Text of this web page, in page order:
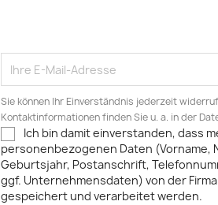
Sie können Ihr Einverständnis jederzeit
Kontaktinformationen finden Sie u. a. in der
Ich bin damit einverstanden, dass
personenbezogenen Daten (Vorname,
Geburtsjahr, Postanschrift,
ggf. Unternehmensdaten) von der
gespeichert und verarbeitet werden.